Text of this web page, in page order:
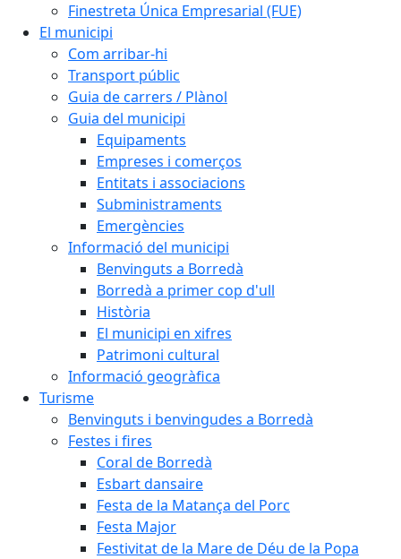
Finestreta Única Empresarial (FUE)
El municipi
Com arribar-hi
Transport públic
Guia de carrers / Plànol
Guia del municipi
Equipaments
Empreses i comerços
Entitats i associacions
Subministraments
Emergències
Informació del municipi
Benvinguts a Borredà
Borredà a primer cop d'ull
Història
El municipi en xifres
Patrimoni cultural
Informació geogràfica
Turisme
Benvinguts i benvingudes a Borredà
Festes i fires
Coral de Borredà
Esbart dansaire
Festa de la Matança del Porc
Festa Major
Festivitat de la Mare de Déu de la Popa